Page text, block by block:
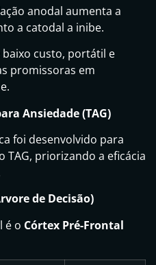
anodal aumenta a
a catodal a inibe.
baixo custo, portátil e
promissoras em
Ansiedade (TAG)
foi desenvolvido para
priorizando a eficácia
de Decisão)
é o Córtex Pré-Frontal